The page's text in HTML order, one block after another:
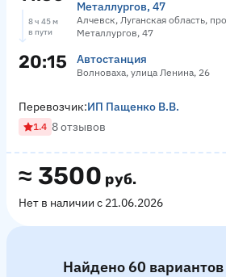
Металлургов, 47
Алчевск, Луганская область,
Металлургов, 47
8 ч 45 м
в пути
20:15 Автостанция
Волноваха, улица Ленина, 26
≈ 3500 руб.
Нет в наличии с 21.06.2026
Перевозчик:ИП Пащенко В.В.
1.4 8 отзывов
Найдено 60